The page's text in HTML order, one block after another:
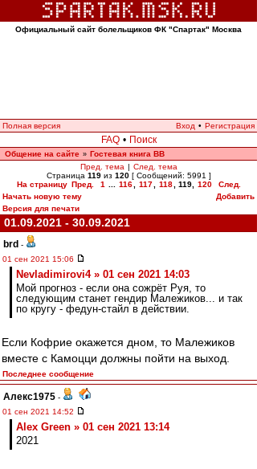
Официальный сайт болельщиков ФК "Спартак" Москва
Полная версия Вход • Регистрация
FAQ • Поиск
Общение на сайте » Гостевая книга ВВ
Пред. тема | След. тема
Страница 119из 120[ Сообщений: 5991 ]
На страницу Пред. 1 116 117 118 119, 120
След.
Начать новую тему
Добавить
Версия для печати
01.09.2021 - 30.09.2021
brd -
01 сен 2021 15:06
Nevladimirovi4 » 01 сен 2021 14:03
Мой прогноз - если она сожрёт Руя, то
следующим станет гендир Малежиков... и так
по кругу - федун-стайл в действии.
Если Кофрие окажется дном, то Малежиков
вместе с Камоцци должны пойти на выход.
Последнее сообщение
Алекс1975 -
01 сен 2021 14:52
Alex Green » 01 сен 2021 13:14
2021